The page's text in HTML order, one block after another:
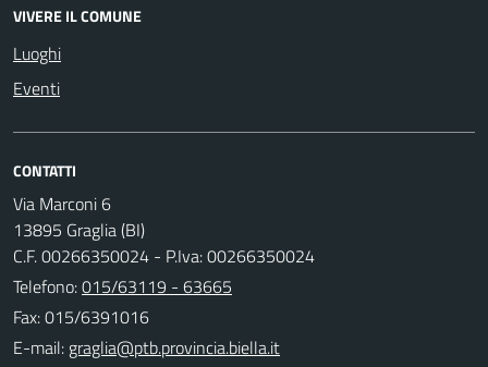
VIVERE IL COMUNE
Luoghi
Eventi
CONTATTI
Via Marconi 6
13895 Graglia (BI)
C.F. 00266350024 - P.Iva: 00266350024
Telefono:015/63119 - 63665
Fax: 015/6391016
E-mail: